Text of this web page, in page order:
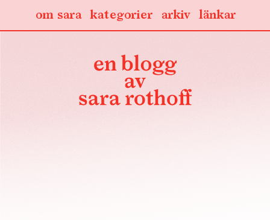
länkar
arkiv
kategorier
om sara